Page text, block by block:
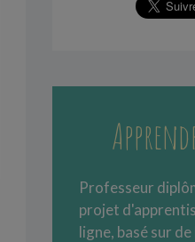
Professeur
projet
ligne, basé sur